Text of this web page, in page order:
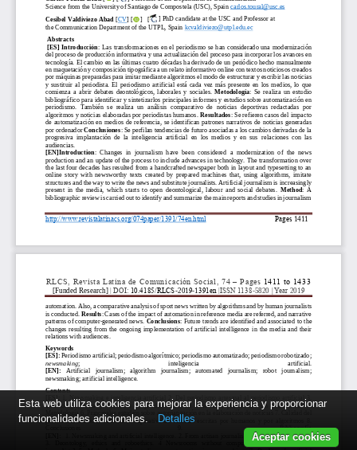
Esta web utiliza cookies para mejorar la experiencia y proporcionar
funcionalidades adicionales.
Detalles
Aceptar cookies